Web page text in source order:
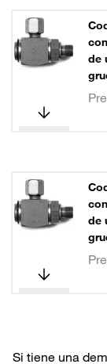
de
de
Si tiene una